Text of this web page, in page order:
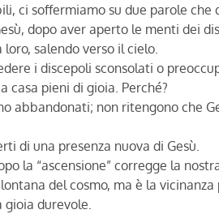
ci soffermiamo su due parole
dopo aver aperto le menti dei
salendo verso il cielo.
i discepoli sconsolati o
casa pieni di gioia. Perché?
abbandonati; non ritengono che
di una presenza nuova di Gesù.
la “ascensione” corregge la
del cosmo, ma è la
gioia durevole.